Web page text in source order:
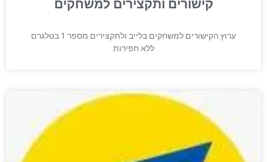
קישורים ותקצירים למשחקים
ערוץ הקישורים למשחקים בלייב ולתקצירים מספר 1 בטלגרם
ללא חפירות